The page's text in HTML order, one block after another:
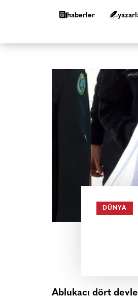
haberler
DÜNYA
Ablukacı dört